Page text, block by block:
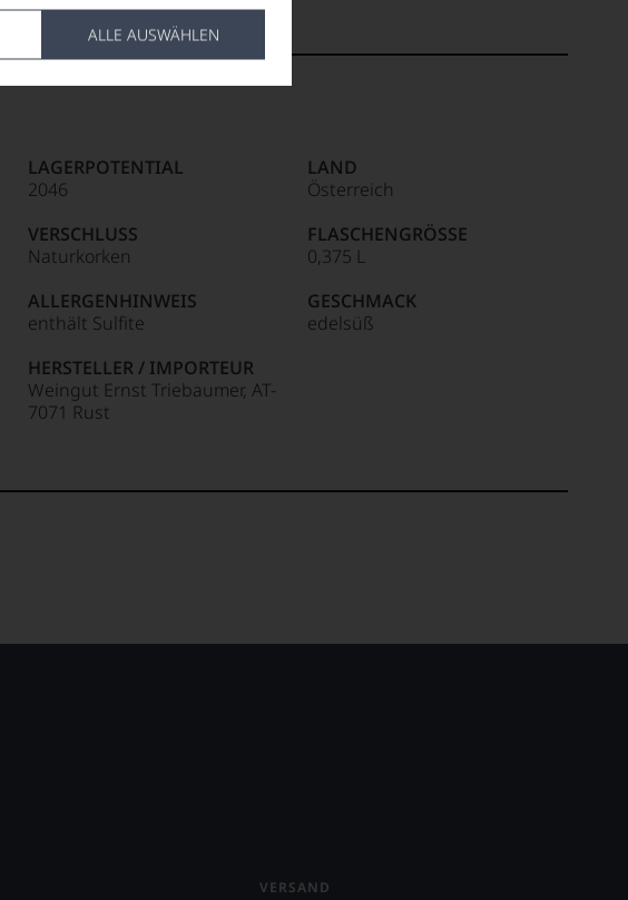
ALLE AUSWÄHLEN
LAGERPOTENTIAL
2046
VERSCHLUSS
Naturkorken
ALLERGENHINWEIS
enthält Sulfite
HERSTELLER / IMPORTEUR
Weingut Ernst Triebaumer, AT-
7071 Rust
LAND
Österreich
FLASCHENGRÖSSE
0,375 L
GESCHMACK
edelsüß
VERSAND